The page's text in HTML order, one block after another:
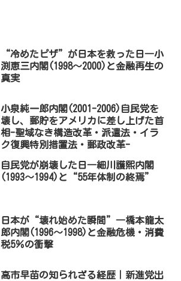
“冷めたピザ”が日本を救った日―小
渕恵三内閣(1998～2000)と金融再生の
真実
小泉純一郎内閣(2001-2006)自民党を
壊し、郵貯をアメリカに差し上げた首
相-聖域なき構造改革・派遣法・イラ
ク復興特別措置法・郵政改革-
自民党が崩壊した日―細川護熙内閣
(1993～1994)と“55年体制の終焉”
日本が“壊れ始めた瞬間”―橋本龍太
郎内閣(1996～1998)と金融危機・消費
税5％の衝撃
高市早苗の知られざる経歴｜新進党出